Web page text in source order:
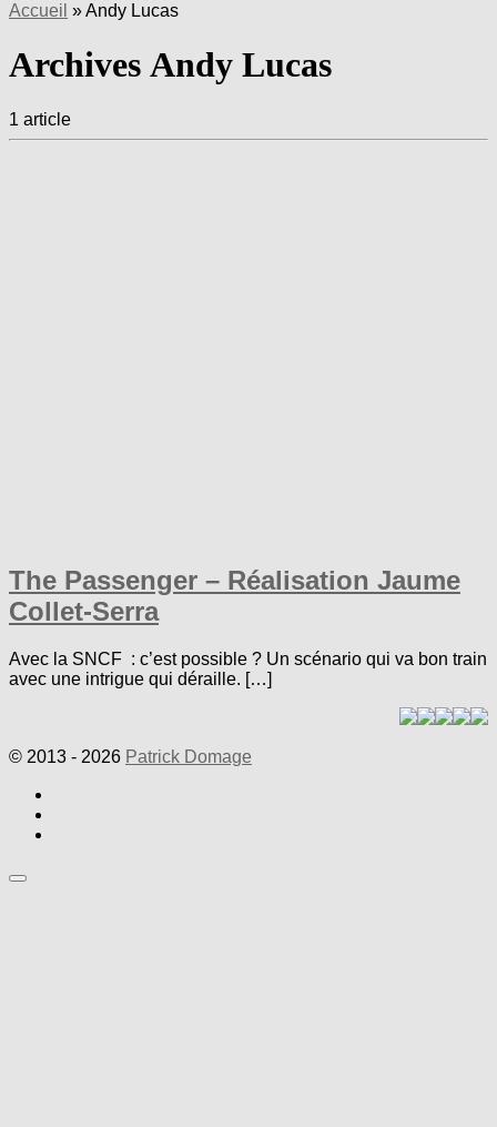
Accueil »Andy Lucas
Archives Andy Lucas
1 article
The Passenger – Réalisation Jaume
Collet-Serra
Avec la SNCF : c’est possible ? Un scénario qui va bon train
avec une intrigue qui déraille. […]
© 2013 - 2026 Patrick Domage